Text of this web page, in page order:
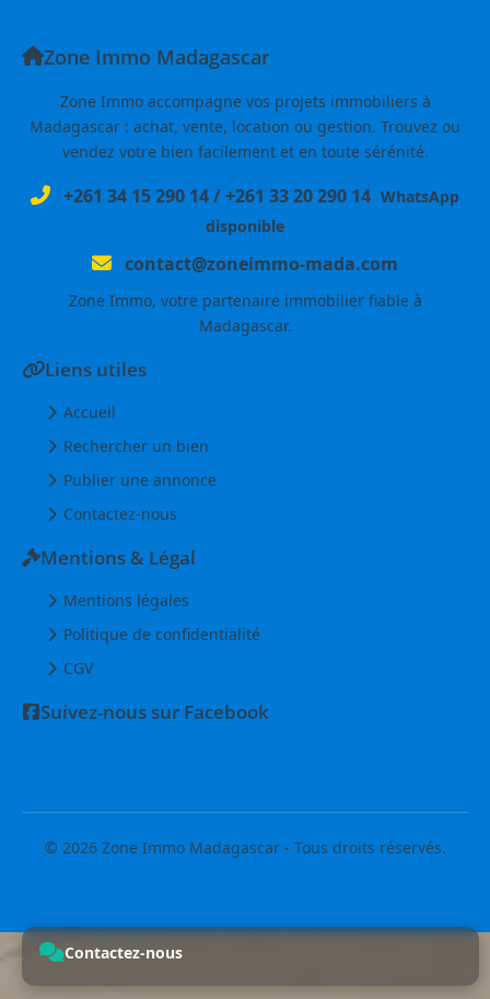
Zone Immo Madagascar
Zone Immo accompagne vos projets immobiliers à
Madagascar : achat, vente, location ou gestion. Trouvez ou
vendez votre bien facilement et en toute sérénité.
+261 34 15 290 14/+261 33 20 290 14 WhatsApp
disponible
contact@zoneimmo-mada.com
Zone Immo, votre partenaire immobilier fiable à
Madagascar.
Liens utiles
Accueil
Rechercher un bien
Publier une annonce
Contactez-nous
Mentions & Légal
Mentions légales
Politique de confidentialité
CGV
Suivez-nous sur Facebook
© 2026 Zone Immo Madagascar - Tous droits réservés.
Contactez-nous